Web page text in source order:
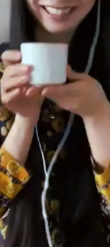
COLUMN
玄米茶
抹茶
中国茶
茶外茶 ダージリン